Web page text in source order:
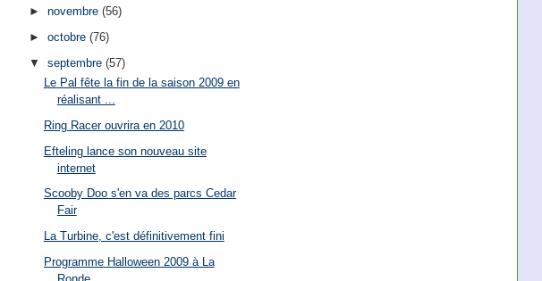
► novembre (56)
► octobre (76)
▼ septembre (57)
Le Pal fête la fin de la saison 2009 en
réalisant ...
Ring Racer ouvrira en 2010
Efteling lance son nouveau site
internet
Scooby Doo s'en va des parcs Cedar
Fair
La Turbine, c'est définitivement fini
Programme Halloween 2009 à La